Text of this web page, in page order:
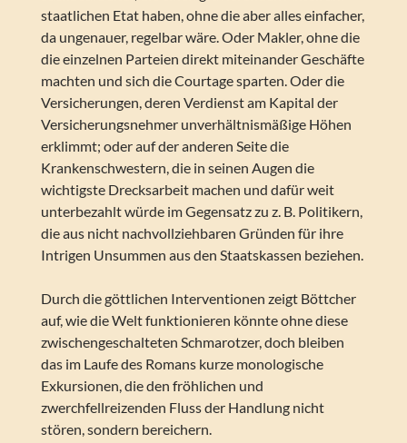
staatlichen Etat haben, ohne die aber alles einfacher,
da ungenauer, regelbar wäre. Oder Makler, ohne die
die einzelnen Parteien direkt miteinander Geschäfte
machten und sich die Courtage sparten. Oder die
Versicherungen, deren Verdienst am Kapital der
Versicherungsnehmer unverhältnismäßige Höhen
erklimmt; oder auf der anderen Seite die
Krankenschwestern, die in seinen Augen die
wichtigste Drecksarbeit machen und dafür weit
unterbezahlt würde im Gegensatz zu z. B. Politikern,
die aus nicht nachvollziehbaren Gründen für ihre
Intrigen Unsummen aus den Staatskassen beziehen.
Durch die göttlichen Interventionen zeigt Böttcher
auf, wie die Welt funktionieren könnte ohne diese
zwischengeschalteten Schmarotzer, doch bleiben
das im Laufe des Romans kurze monologische
Exkursionen, die den fröhlichen und
zwerchfellreizenden Fluss der Handlung nicht
stören, sondern bereichern.